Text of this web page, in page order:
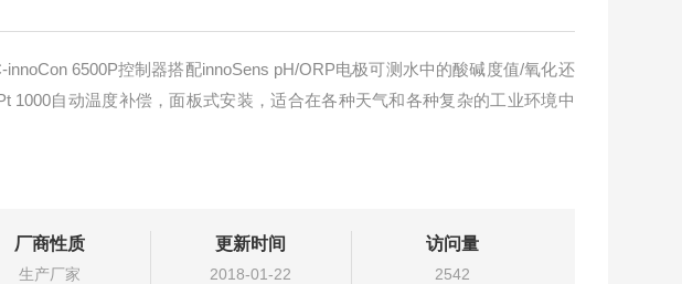
innoCon 6500P控制器搭配innoSens pH/ORP电极可测水中的酸碱度值/氧化还
1000自动温度补偿，面板式安装，适合在各种天气和各种复杂的工业环境中
厂商性质
生产厂家
更新时间
2018-01-22
访问量
2542